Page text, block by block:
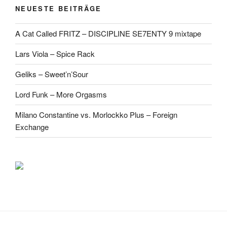
NEUESTE BEITRÄGE
A Cat Called FRITZ – DISCIPLINE SE7ENTY 9 mixtape
Lars Viola – Spice Rack
Geliks – Sweet’n’Sour
Lord Funk – More Orgasms
Milano Constantine vs. Morlockko Plus – Foreign
Exchange